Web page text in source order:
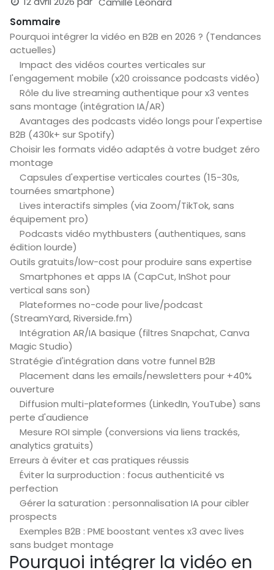
Sommaire
Pourquoi intégrer la vidéo en B2B en 2026 ? (Tendances
actuelles)
Impact des vidéos courtes verticales sur
l'engagement mobile (x20 croissance podcasts vidéo)
Rôle du live streaming authentique pour x3 ventes
sans montage (intégration IA/AR)
Avantages des podcasts vidéo longs pour l'expertise
B2B (430k+ sur Spotify)
Choisir les formats vidéo adaptés à votre budget zéro
montage
Capsules d'expertise verticales courtes (15-30s,
tournées smartphone)
Lives interactifs simples (via Zoom/TikTok, sans
équipement pro)
Podcasts vidéo mythbusters (authentiques, sans
édition lourde)
Outils gratuits/low-cost pour produire sans expertise
Smartphones et apps IA (CapCut, InShot pour
vertical sans son)
Plateformes no-code pour live/podcast
(StreamYard, Riverside.fm)
Intégration AR/IA basique (filtres Snapchat, Canva
Magic Studio)
Stratégie d'intégration dans votre funnel B2B
Placement dans les emails/newsletters pour +40%
ouverture
Diffusion multi-plateformes (LinkedIn, YouTube) sans
perte d'audience
Mesure ROI simple (conversions via liens trackés,
analytics gratuits)
Erreurs à éviter et cas pratiques réussis
Éviter la surproduction : focus authenticité vs
perfection
Gérer la saturation : personnalisation IA pour cibler
prospects
Exemples B2B : PME boostant ventes x3 avec lives
sans budget montage
Pourquoi intégrer la vidéo en